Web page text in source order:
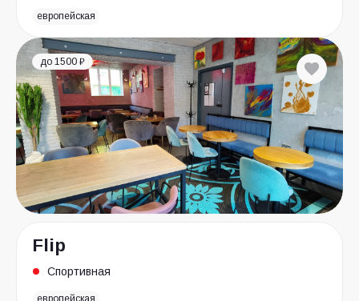
европейская
до 1500 ₽
Flip
Спортивная
европейская